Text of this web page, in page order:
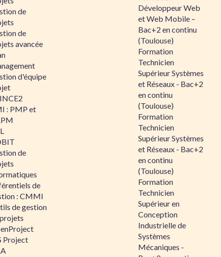
de
de
avancée
d'équipe
: PMP et
de
de
: CMMI
de gestion
Project
Développeur Web
et Web Mobile –
Bac+2 en continu
(Toulouse)
Formation
Technicien
Supérieur Systèmes
et Réseaux - Bac+2
en continu
(Toulouse)
Formation
Technicien
Supérieur Systèmes
et Réseaux - Bac+2
en continu
(Toulouse)
Formation
Technicien
Supérieur en
Conception
Industrielle de
Systèmes
Mécaniques -